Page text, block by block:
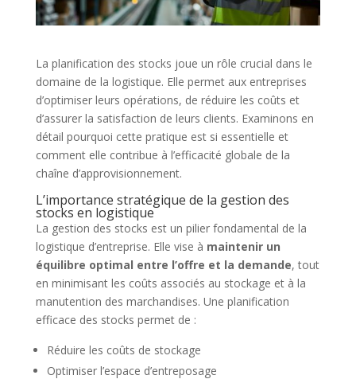
La planification des stocks joue un rôle crucial dans le
domaine de la logistique. Elle permet aux entreprises
d’optimiser leurs opérations, de réduire les coûts et
d’assurer la satisfaction de leurs clients. Examinons en
détail pourquoi cette pratique est si essentielle et
comment elle contribue à l’efficacité globale de la
chaîne d’approvisionnement.
L’importance stratégique de la gestion des
stocks en logistique
La gestion des stocks est un pilier fondamental de la
logistique d’entreprise. Elle vise à maintenir un
équilibre optimal entre l’offre et la demande, tout
en minimisant les coûts associés au stockage et à la
manutention des marchandises. Une planification
efficace des stocks permet de :
Réduire les coûts de stockage
Optimiser l’espace d’entreposage